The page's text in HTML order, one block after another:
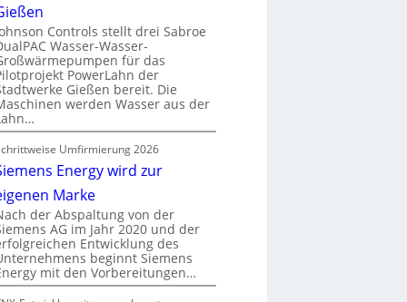
Controls stellt drei Sabroe
Wasser-Wasser-
für das
PowerLahn der
Gießen bereit. Die
werden Wasser aus der
Umfirmierung 2026
Energy wird zur
Marke
der Abspaltung von der
AG im Jahr 2020 und der
Entwicklung des
beginnt Siemens
mit den Vorbereitungen…